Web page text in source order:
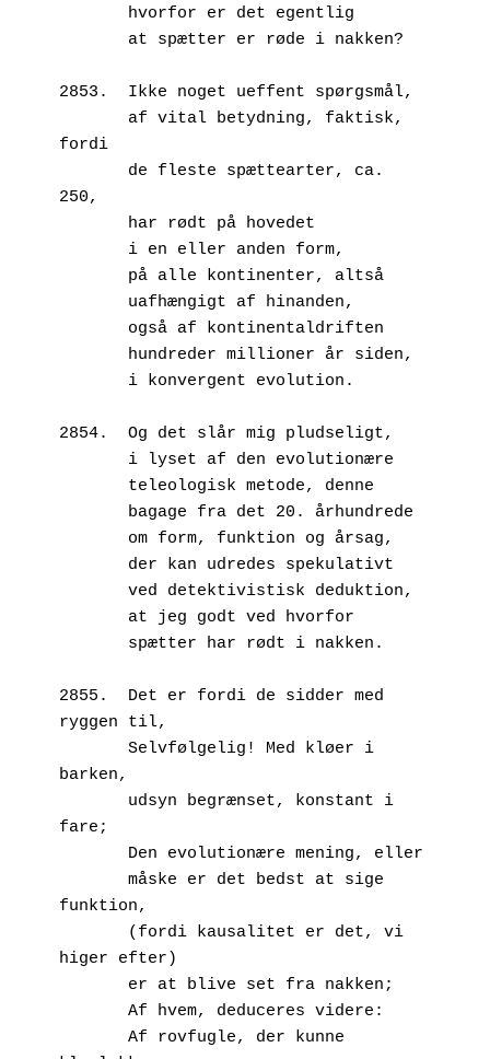
       hvorfor er det egentlig
       at spætter er røde i nakken?
2853.  Ikke noget ueffent spørgsmål,
fordi
250,
       har rødt på hovedet
       i en eller anden form,
       på alle kontinenter, altså
       uafhængigt af hinanden,
       også af kontinentaldriften
       hundreder millioner år siden,
       i konvergent evolution.
2854.  Og det slår mig pludseligt,
       i lyset af den evolutionære
       teleologisk metode, denne
       bagage fra det 20. århundrede
       om form, funktion og årsag,
       der kan udredes spekulativt
       ved detektivistisk deduktion,
       at jeg godt ved hvorfor
       spætter har rødt i nakken.
2855.  Det er fordi de sidder med
ryggen til,
barken,
fare;
       Den evolutionære mening, eller
funktion,
higer efter)
       er at blive set fra nakken;
       Af hvem, deduceres videre: